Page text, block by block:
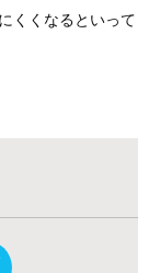
くくなるといって